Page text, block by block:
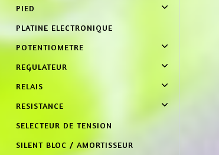
PIED
PLATINE ELECTRONIQUE
POTENTIOMETRE
REGULATEUR
RELAIS
RESISTANCE
SELECTEUR DE TENSION
SILENT BLOC / AMORTISSEUR